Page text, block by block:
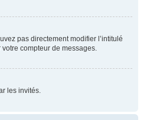
pas directement modifier l’intitulé
compteur de messages.
les invités.